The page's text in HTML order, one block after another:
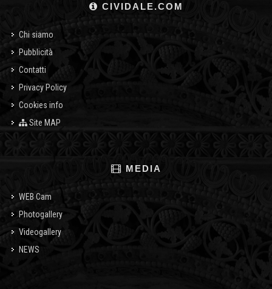
CIVIDALE.COM
Chi siamo
Pubblicità
Contatti
Privacy Policy
Cookies info
Site MAP
MEDIA
WEB Cam
Photogallery
Videogallery
NEWS